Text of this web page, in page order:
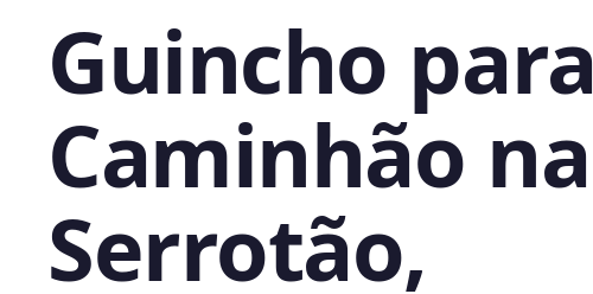
Guincho para
Caminhão na
Serrotão,